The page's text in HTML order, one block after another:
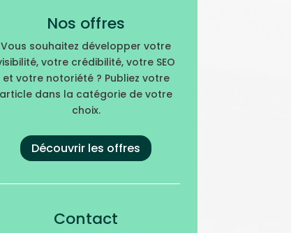
Nos offres
Vous souhaitez développer votre
votre crédibilité, votre SEO
et votre notoriété ? Publiez votre
article dans la catégorie de votre
choix.
Découvrir les offres
Contact